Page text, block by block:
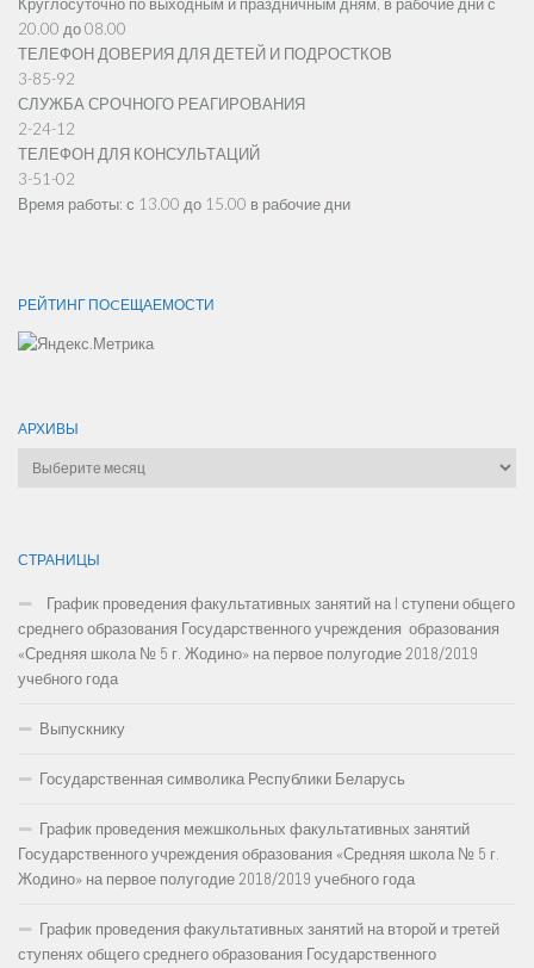
20.00 до 08.00
ТЕЛЕФОН ДОВЕРИЯ ДЛЯ ДЕТЕЙ И ПОДРОСТКОВ
3-85-92
СЛУЖБА СРОЧНОГО РЕАГИРОВАНИЯ
2-24-12
ТЕЛЕФОН ДЛЯ КОНСУЛЬТАЦИЙ
3-51-02
Время работы: с 13.00 до 15.00 в рабочие дни
РЕЙТИНГ ПОCЕЩАЕМОСТИ
АРХИВЫ
Архивы
СТРАНИЦЫ
График проведения факультативных занятий на I ступени общего
среднего образования Государственного учреждения образования
«Средняя школа № 5 г. Жодино» на первое полугодие 2018/2019
учебного года
Выпускнику
Государственная символика Республики Беларусь
График проведения межшкольных факультативных занятий
Государственного учреждения образования «Средняя школа № 5 г.
Жодино» на первое полугодие 2018/2019 учебного года
График проведения факультативных занятий на второй и третей
ступенях общего среднего образования Государственного